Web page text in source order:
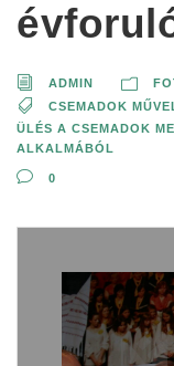
ADMIN
CSEMADOK
ÜLÉS A CSEMADOK
ALKALMÁBÓL
0